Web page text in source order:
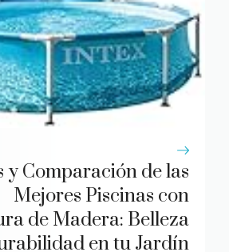
y Comparación de las
Mejores Piscinas con
de Madera: Belleza
en tu Jardín